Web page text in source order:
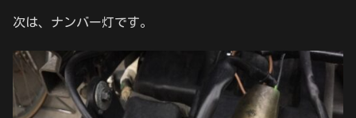
次は、ナンバー灯です。